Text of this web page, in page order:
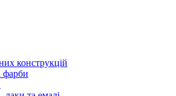
конструкцій
фарби